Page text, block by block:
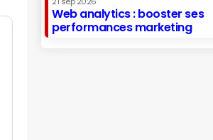
21 sep 2026
Web analytics : booster ses
performances marketing